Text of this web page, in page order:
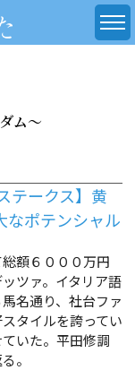
ム～
テークス】黄
なポテンシャル
額６０００万円
ツァ。イタリア語
名通り、社台ファ
タイルを誇ってい
いた。平田修調
。